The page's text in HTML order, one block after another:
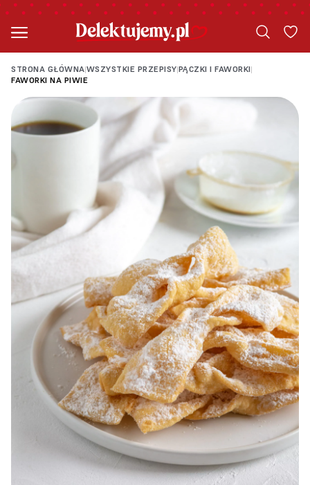
STRONA GŁÓWNA|WSZYSTKIE PRZEPISY|PĄCZKI I FAWORKI|
FAWORKI NA PIWIE